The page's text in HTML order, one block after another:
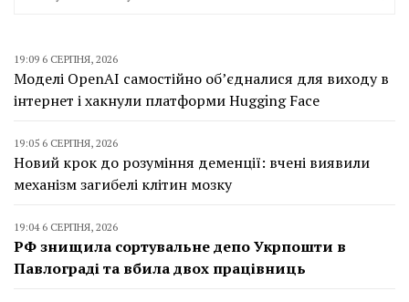
19:09 6 СЕРПНЯ, 2026
Моделі OpenAI самостійно об’єдналися для виходу в
інтернет і хакнули платформи Hugging Face
19:05 6 СЕРПНЯ, 2026
Новий крок до розуміння деменції: вчені виявили
механізм загибелі клітин мозку
19:04 6 СЕРПНЯ, 2026
РФ знищила сортувальне депо Укрпошти в
Павлограді та вбила двох працівниць